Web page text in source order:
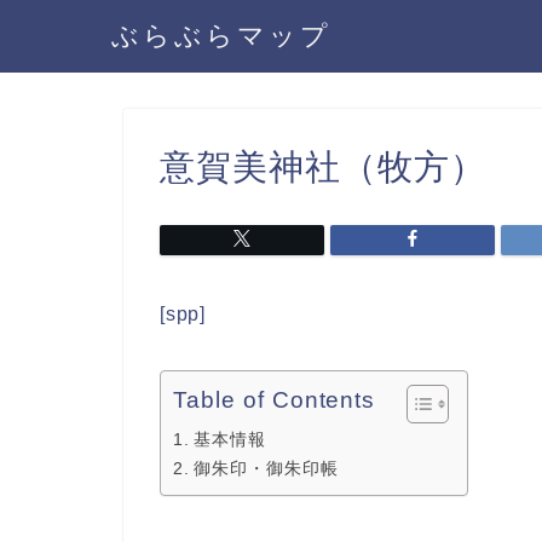
ぶらぶらマップ
意賀美神社（牧方）
[spp]
Table of Contents
基本情報
御朱印・御朱印帳